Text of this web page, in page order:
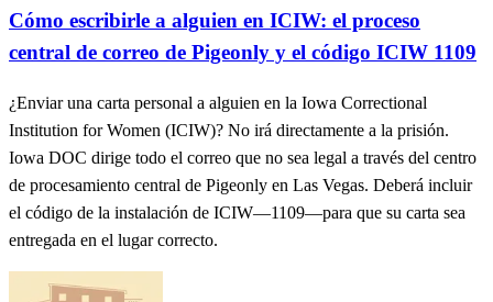
Cómo escribirle a alguien en ICIW: el proceso
central de correo de Pigeonly y el código ICIW 1109
¿Enviar una carta personal a alguien en la Iowa Correctional
Institution for Women (ICIW)? No irá directamente a la prisión.
Iowa DOC dirige todo el correo que no sea legal a través del centro
de procesamiento central de Pigeonly en Las Vegas. Deberá incluir
el código de la instalación de ICIW—1109—para que su carta sea
entregada en el lugar correcto.